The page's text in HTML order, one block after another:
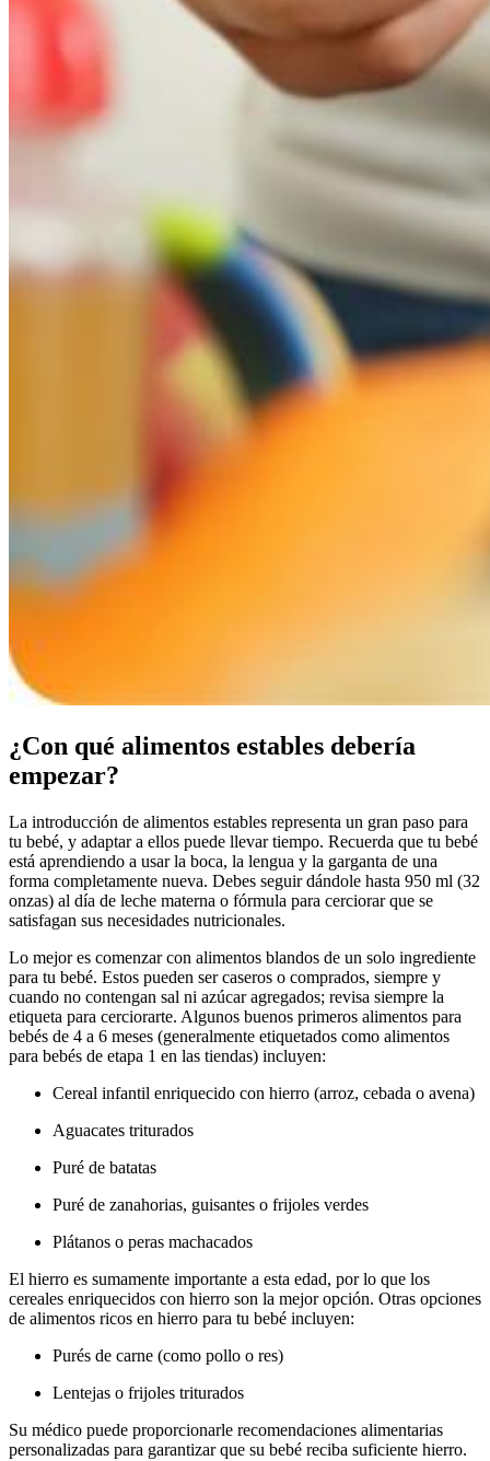
¿Con qué alimentos estables debería
empezar?
La introducción de alimentos estables representa un gran paso para
tu bebé, y adaptar a ellos puede llevar tiempo. Recuerda que tu bebé
está aprendiendo a usar la boca, la lengua y la garganta de una
forma completamente nueva. Debes seguir dándole hasta 950 ml (32
onzas) al día de leche materna o fórmula para cerciorar que se
satisfagan sus necesidades nutricionales.
Lo mejor es comenzar con alimentos blandos de un solo ingrediente
para tu bebé. Estos pueden ser caseros o comprados, siempre y
cuando no contengan sal ni azúcar agregados; revisa siempre la
etiqueta para cerciorarte. Algunos buenos primeros alimentos para
bebés de 4 a 6 meses (generalmente etiquetados como alimentos
para bebés de etapa 1 en las tiendas) incluyen:
Cereal infantil enriquecido con hierro (arroz, cebada o avena)
Aguacates triturados
Puré de batatas
Puré de zanahorias, guisantes o frijoles verdes
Plátanos o peras machacados
El hierro es sumamente importante a esta edad, por lo que los
cereales enriquecidos con hierro son la mejor opción. Otras opciones
de alimentos ricos en hierro para tu bebé incluyen:
Purés de carne (como pollo o res)
Lentejas o frijoles triturados
Su médico puede proporcionarle recomendaciones alimentarias
personalizadas para garantizar que su bebé reciba suficiente hierro.